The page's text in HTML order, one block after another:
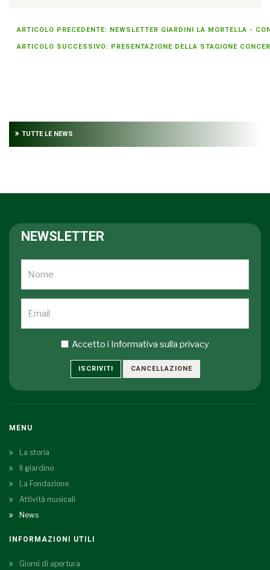
ARTICOLO PRECEDENTE: NEWSLETTER GIARDINI LA MORTELLA -
ARTICOLO SUCCESSIVO: PRESENTAZIONE DELLA STAGIONE
TUTTE LE NEWS
NEWSLETTER
Accetto i Informativa sulla privacy
ISCRIVITI CANCELLAZIONE
MENU
La storia
Il giardino
La Fondazione
Attività musicali
News
INFORMAZIONI UTILI
Giorni di apertura